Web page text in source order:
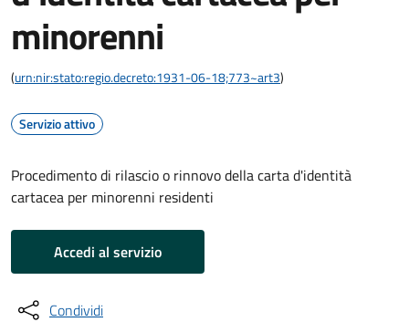
minorenni
(urn:nir:stato:regio.decreto:1931-06-18;773~art3)
Servizio attivo
Procedimento di rilascio o rinnovo della carta d'identità
cartacea per minorenni residenti
Accedi al servizio
Condividi